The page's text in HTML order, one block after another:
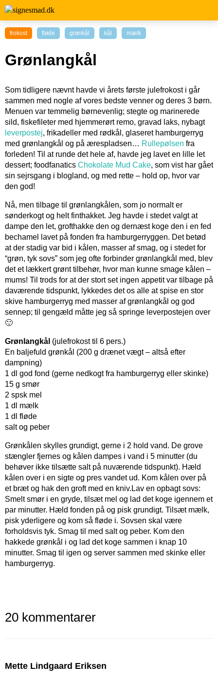
frokost fløde grønkål kål mælk
Grønlangkål
Som tidligere nævnt havde vi årets første julefrokost i går
sammen med nogle af vores bedste venner og deres 3 børn.
Menuen var temmelig børnevenlig; stegte og marinerede
sild, fiskefileter med hjemmerørt remo, gravad laks, nybagt
leverpostej, frikadeller med rødkål, glaseret hamburgerryg
med grønlangkål og på ærespladsen… Rullepølsen fra
forleden! Til at runde det hele af, havde jeg lavet en lille let
dessert; foodfanatics Chokolate Mud Cake, som vist har gået
sin sejrsgang i blogland, og med rette – hold op, hvor var
den god!
Nå, men tilbage til grønlangkålen, som jo normalt er
sønderkogt og helt finthakket. Jeg havde i stedet valgt at
dampe den let, grofthakke den og dernæst koge den i en fed
bechamel lavet på fonden fra hamburgerryggen. Det betød
at der stadig var bid i kålen, masser af smag, og i stedet for
“grøn, tyk sovs” som jeg ofte forbinder grønlangkål med, blev
det et lækkert grønt tilbehør, hvor man kunne smage kålen –
mums! Til trods for at der stort set ingen appetit var tilbage på
daværende tidspunkt, lykkedes det os alle at spise en stor
skive hamburgerryg med masser af grønlangkål og god
sennep; til gengæld måtte jeg så springe leverpostejen over
🙂
Grønlangkål (julefrokost til 6 pers.)
En baljefuld grønkål (200 g drænet vægt – altså efter
dampning)
1 dl god fond (gerne nedkogt fra hamburgerryg eller skinke)
15 g smør
2 spsk mel
1 dl mælk
1 dl fløde
salt og peber
Grønkålen skylles grundigt, gerne i 2 hold vand. De grove
stængler fjernes og kålen dampes i vand i 5 minutter (du
behøver ikke tilsætte salt på nuværende tidspunkt). Hæld
kålen over i en sigte og pres vandet ud. Kom kålen over på
et bræt og hak den groft med en kniv. Lav en opbagt sovs:
Smelt smør i en gryde, tilsæt mel og lad det koge igennem et
par minutter. Hæld fonden på og pisk grundigt. Tilsæt mælk,
pisk yderligere og kom så fløde i. Sovsen skal være
forholdsvis tyk. Smag til med salt og peber. Kom den
hakkede grønkål i og lad det koge sammen i knap 10
minutter. Smag til igen og server sammen med skinke eller
hamburgerryg.
20 kommentarer
Mette Lindgaard Eriksen